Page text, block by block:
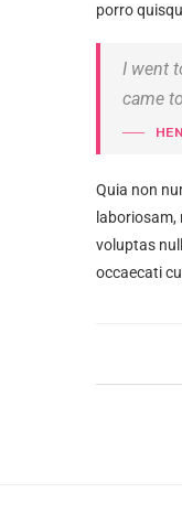
porro
I went
came
Quia non
laboriosam,
voluptas
occaecati